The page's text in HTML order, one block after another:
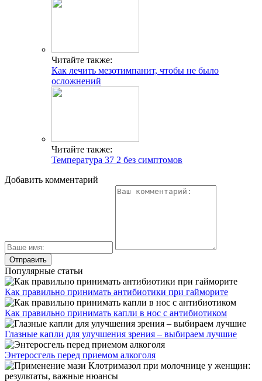
Читайте также:
Как лечить мезотимпанит, чтобы не было
осложнений
Читайте также:
Температура 37 2 без симптомов
Добавить комментарий
Популярные статьи
Как правильно принимать антибиотики при гайморите
Как правильно принимать капли в нос с антибиотиком
Глазные капли для улучшения зрения – выбираем лучшие
Энтеросгель перед приемом алкоголя